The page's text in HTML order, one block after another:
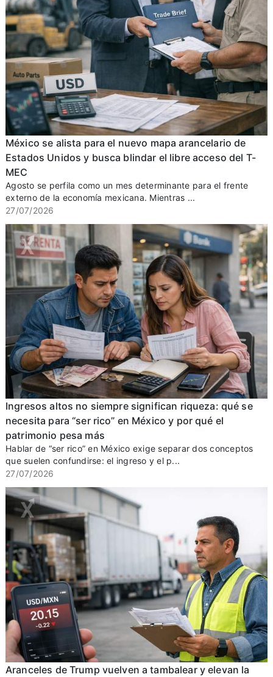
México se alista para el nuevo mapa arancelario de
Estados Unidos y busca blindar el libre acceso del T-
MEC
Agosto se perfila como un mes determinante para el frente
externo de la economía mexicana. Mientras ...
27/07/2026
Ingresos altos no siempre significan riqueza: qué se
necesita para “ser rico” en México y por qué el
patrimonio pesa más
Hablar de “ser rico” en México exige separar dos conceptos
que suelen confundirse: el ingreso y el p...
27/07/2026
Aranceles de Trump vuelven a tambalear y elevan la